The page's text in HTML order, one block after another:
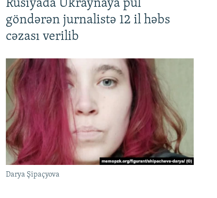
Rusiyada Ukraynaya pul
göndərən jurnalistə 12 il həbs
cəzası verilib
Darya Şipaçyova